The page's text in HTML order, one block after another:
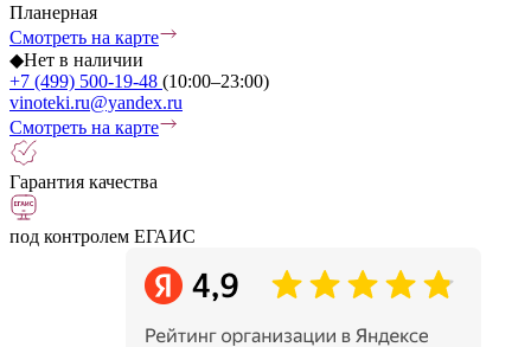
Планерная
Смотреть на карте
◆Нет в наличии
+7 (499) 500-19-48 (10:00–23:00)
vinoteki.ru@yandex.ru
Смотреть на карте
Гарантия качества
под контролем ЕГАИС